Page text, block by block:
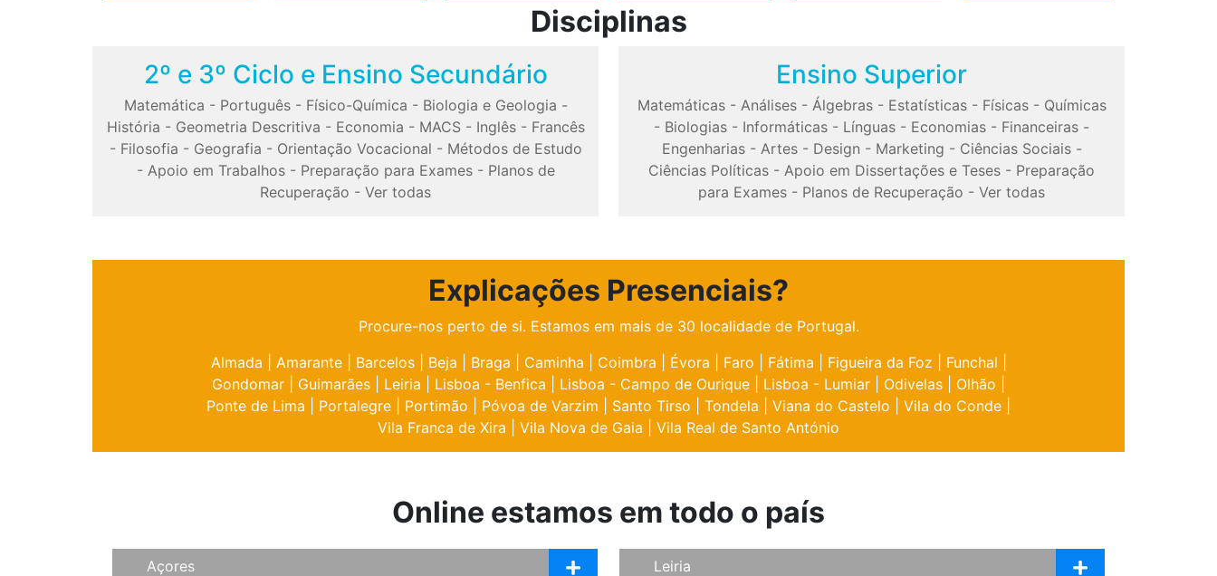
Disciplinas
2º e 3º Ciclo e Ensino Secundário
Matemática - Português- Físico-Química - Biologia e Geologia -
História - Geometria Descritiva - Economia - MACS- Inglês- Francês
- Filosofia - Geografia - Orientação Vocacional - Métodos de Estudo
- Apoio em Trabalhos- Preparação para Exames- Planos de
Recuperação - Ver todas
Ensino Superior
Matemáticas- Análises- Álgebras- Estatísticas- Físicas- Químicas
- Biologias - Informáticas - Línguas - Economias - Financeiras -
Engenharias- Artes- Design - Marketing - Ciências Sociais-
Ciências Políticas - Apoio em Dissertações e Teses - Preparação
para Exames - Planos de Recuperação - Ver todas
Explicações Presenciais?
Procure-nos perto de si. Estamos em mais de 30 localidade de Portugal.
Almada
Amarante Barcelos Beja Braga Caminha Coimbra Évora Faro Fátima Figueira da Foz Funchal
Gondomar
Guimarães Leiria Lisboa - Benfica Lisboa - Campo de Ourique Lisboa - Lumiar Odivelas Olhão
Ponte de Lima
Portalegre Portimão Póvoa de Varzim Santo Tirso Tondela Viana do Castelo Vila do Conde
Vila Franca de Xira
Vila Nova de Gaia Vila Real de Santo António
Online estamos em todo o país
Açores Leiria